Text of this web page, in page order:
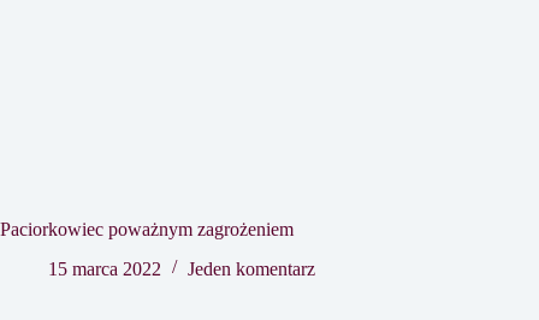
Paciorkowiec poważnym zagrożeniem
15 marca 2022
Jeden komentarz